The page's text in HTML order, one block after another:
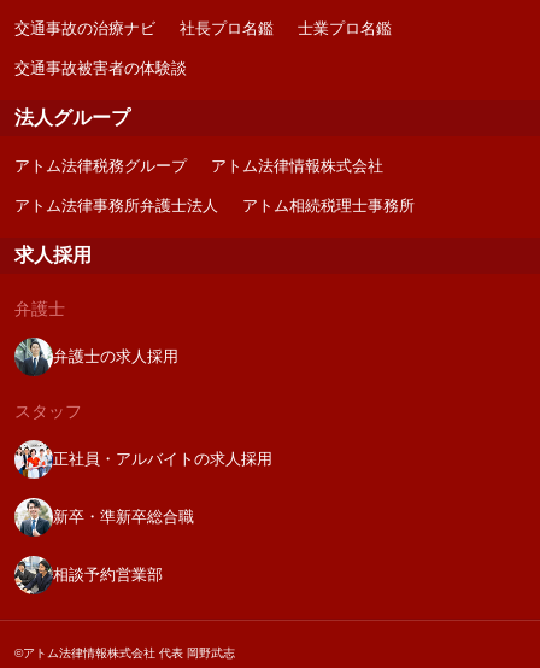
交通事故の治療ナビ 社長プロ名鑑 士業プロ名鑑
交通事故被害者の体験談
法人グループ
アトム法律税務グループ アトム法律情報株式会社
アトム法律事務所弁護士法人 アトム相続税理士事務所
求人採用
弁護士
弁護士の求人採用
スタッフ
正社員・アルバイトの求人採用
新卒・準新卒総合職
相談予約営業部
©アトム法律情報株式会社 代表 岡野武志